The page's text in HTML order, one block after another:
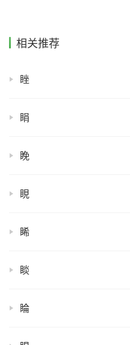
相关推荐
睉
睊
睌
睍
睎
睒
睔